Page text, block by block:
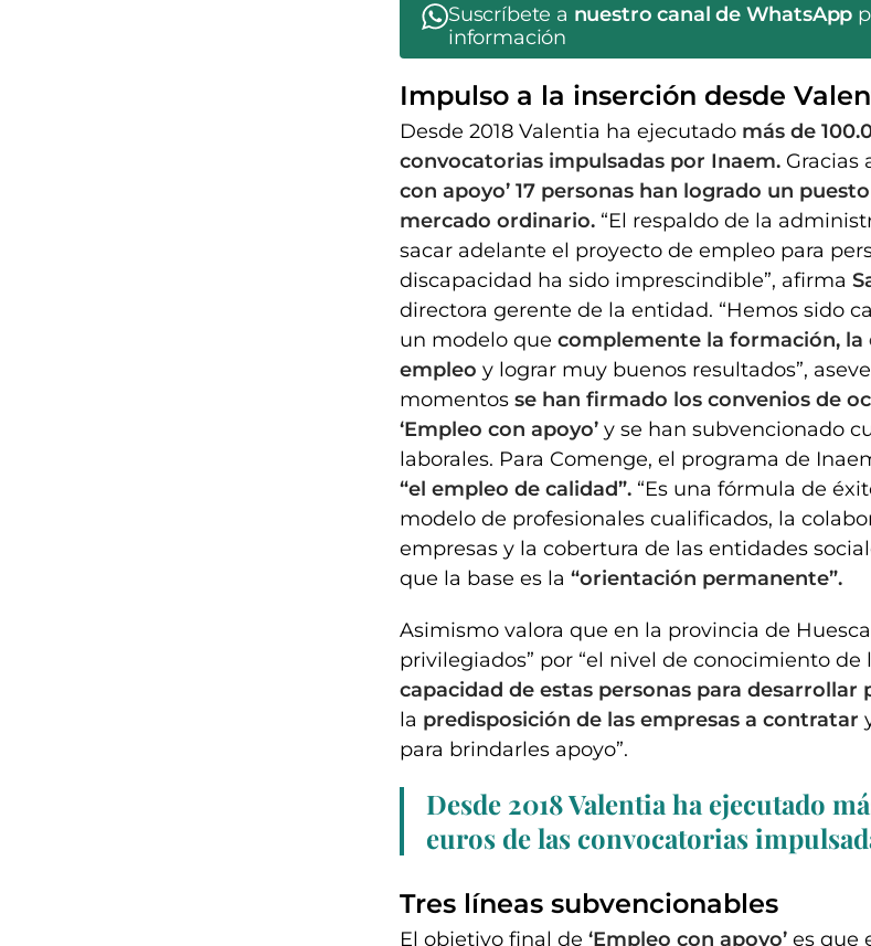
Suscríbete a nuestro canal de WhatsApp
información
Impulso a la inserción desde
Desde 2018 Valentia ha ejecutado más de
convocatorias impulsadas por Inaem. Gracias
con apoyo’ 17 personas han logrado un
mercado ordinario. “El respaldo de la
sacar adelante el proyecto de empleo para
discapacidad ha sido imprescindible”, afirma
directora gerente de la entidad. “Hemos sido
un modelo que complemente la formación, la
empleo y lograr muy buenos resultados”,
momentos se han firmado los convenios de
‘Empleo con apoyo’ y se han subvencionado
laborales. Para Comenge, el programa de
“el empleo de calidad”. “Es una fórmula de
modelo de profesionales cualificados, la
empresas y la cobertura de las entidades
que la base es la “orientación permanente”.
Asimismo valora que en la provincia de
privilegiados” por “el nivel de conocimiento de
capacidad de estas personas para desarrollar
la predisposición de las empresas a contratar
para brindarles apoyo”.
Desde 2018 Valentia ha ejecutado
euros de las convocatorias
Tres líneas subvencionables
El objetivo final de ‘Empleo con apoyo’ es que